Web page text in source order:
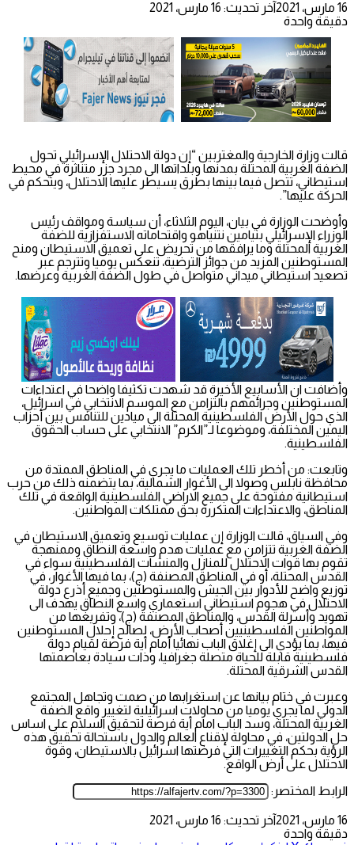
16 مارس، 2021
آخر تحديث: 16 مارس، 2021
دقيقة واحدة
قالت وزارة الخارجية والمغتربين “إن دولة الاحتلال الإسرائيلي تحول
الضفة الغربية المحتلة بمدنها وبلداتها الى مجرد جزر متناثرة في محيط
استيطاني، تتصل فيما بينها بطرق يسيطر عليها الاحتلال، ويتحكم في
الحركة عليها”.
وأوضحت الوزارة في بيان، اليوم الثلاثاء، أن سياسة ومواقف رئيس
الوزراء الإسرائيلي بنيامين نتنياهو واقتحاماته الاستفزازية للضفة
الغربية المحتلة وما يرافقها من تحريض على تعميق الاستيطان ومنح
المستوطنين المزيد من جوائز الترضية، تنعكس يوميا وتترجم عبر
تصعيد استيطاني ميداني متواصل في طول الضفة الغربية وعرضها.
وأضافت ان الأسابيع الأخيرة قد شهدت تكثيفا واضحا في اعتداءات
المستوطنين وجرائمهم بالتزامن مع الموسم الانتخابي في اسرائيل،
الذي حول الأرض الفلسطينية المحتلة الى ميادين للتنافس بين أحزاب
اليمين المختلفة، وموضوعا لـ”الكرم” الانتخابي على حساب الحقوق
الفلسطينية.
وتابعت: من أخطر تلك العمليات ما يجري في المناطق الممتدة من
محافظة نابلس وصولا الى الأغوار الشمالية، بما يتضمنه ذلك من حرب
استيطانية مفتوحة على جميع الاراضي الفلسطينية الواقعة في تلك
المناطق، والاعتداءات المتكررة بحق ممتلكات المواطنين.
وفي السياق، قالت الوزارة إن عمليات توسيع وتعميق الاستيطان في
الضفة الغربية تتزامن مع عمليات هدم واسعة النطاق وممنهجة
تقوم بها قوات الاحتلال للمنازل والمنشآت الفلسطينية سواء في
القدس المحتلة، أو في المناطق المصنفة (ج)، بما فيها الأغوار، في
توزيع واضح للأدوار بين الجيش والمستوطنين وجميع أذرع دولة
الاحتلال في هجوم استيطاني استعماري واسع النطاق يهدف الى
تهويد وأسرلة القدس، والمناطق المصنفة (ج)، وتفريغها من
المواطنين الفلسطينيين أصحاب الأرض، لصالح إحلال المستوطنين
فيها، بما يؤدي الى إغلاق الباب نهائيا أمام أية فرصة لقيام دولة
فلسطينية قابلة للحياة متصلة جغرافيا، وذات سيادة بعاصمتها
القدس الشرقية المحتلة.
وعبرت في ختام بيانها عن استغرابها من صمت وتجاهل المجتمع
الدولي لما يجري يوميا من محاولات اسرائيلية لتغيير واقع الضفة
الغربية المحتلة، وسد الباب امام أية فرصة لتحقيق السلام على اساس
حل الدولتين، في محاولة لإقناع العالم والدول باستحالة تحقيق هذه
الرؤية بحكم التغييرات التي فرضتها اسرائيل بالاستيطان، وقوة
الاحتلال على أرض الواقع.
الرابط المختصر:
16 مارس، 2021
آخر تحديث: 16 مارس، 2021
دقيقة واحدة